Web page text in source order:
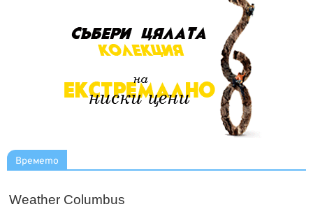
Времето